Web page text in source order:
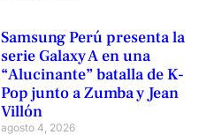
Samsung Perú presenta la
serie Galaxy A en una
“Alucinante” batalla de K-
Pop junto a Zumba y Jean
Villón
agosto 4, 2026